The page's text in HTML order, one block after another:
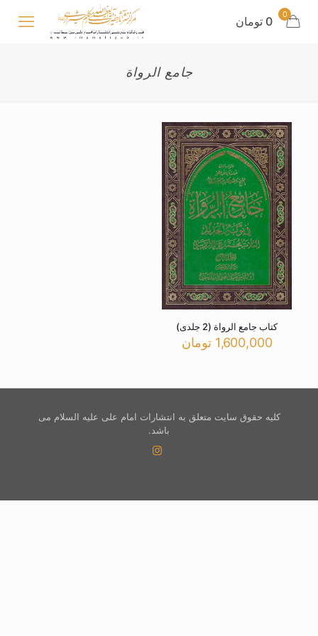
0 0 تومان
جامع الرواة
کتاب جامع الرواة (2 جلدی)
1,600,000 تومان
کلیه حقوق سایت متعلق به انتشارات امام علی علیه السلام می
باشد.